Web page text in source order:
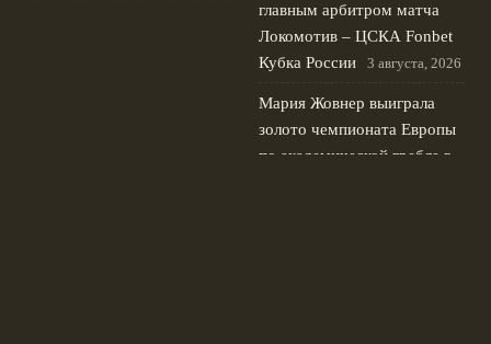
главным арбитром матча
Локомотив – ЦСКА Fonbet
Кубка России
3 августа, 2026
Мария Жовнер выиграла
золото чемпионата Европы
по академической гребле в